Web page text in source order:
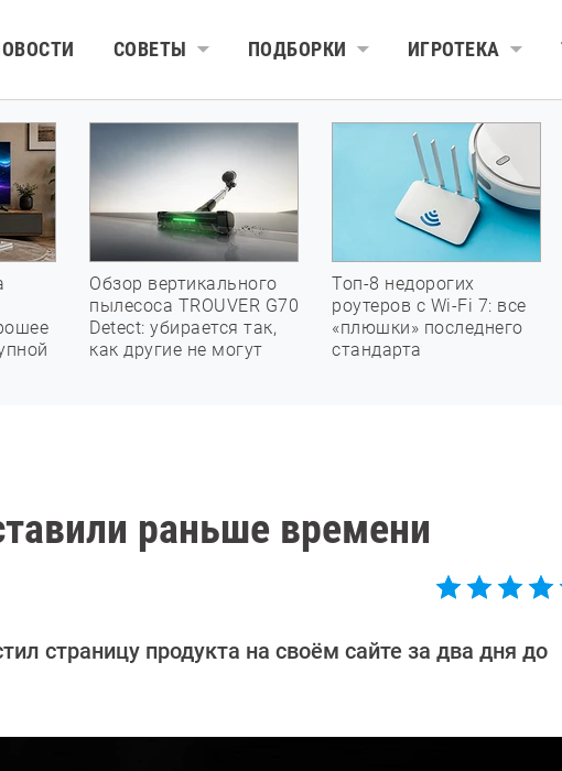
СОВЕТЫ ПОДБОРКИ ИГРОТЕКА
Обзор вертикального
пылесоса TROUVER G70
Detect: убирается так,
как другие не могут
Топ-8 недорогих
роутеров с Wi-Fi 7: все
«плюшки» последнего
стандарта
раньше времени
страницу продукта на своём сайте за два дня до